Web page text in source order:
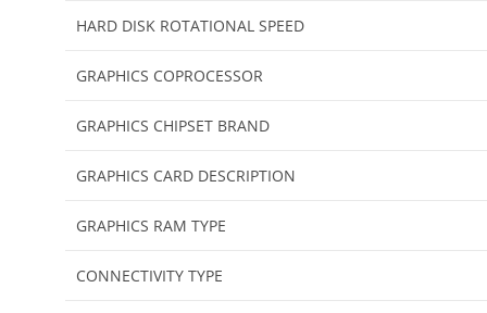
HARD DISK ROTATIONAL SPEED
GRAPHICS COPROCESSOR
GRAPHICS CHIPSET BRAND
GRAPHICS CARD DESCRIPTION
GRAPHICS RAM TYPE
CONNECTIVITY TYPE